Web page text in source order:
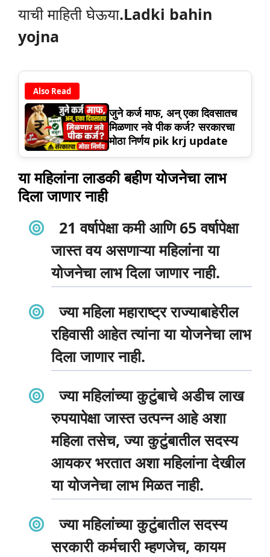
याची माहिती घेऊया.Ladki bahin
yojna
Also Read
जुने कर्ज माफ, अन् एका दिवसातच
मिळणार नवे पीक कर्ज? सरकारचा
मोठा निर्णय pik krj update
या महिलांना लाडकी बहीण योजनेचा लाभ
दिला जाणार नाही
21 वर्षापेक्षा कमी आणि 65 वर्षापेक्षा
जास्त वय असणाऱ्या महिलांना या
योजनेचा लाभ दिला जाणार नाही.
ज्या महिला महाराष्ट्र राज्याबाहेरील
रहिवासी आहेत त्यांना या योजनेचा लाभ
दिला जाणार नाही.
ज्या महिलांच्या कुटुंबाचे अडीच लाख
रुपयापेक्षा जास्त उत्पन्न आहे अशा
महिला तसेच, ज्या कुटुंबातील सदस्य
आयकर भरतात अशा महिलांना देखील
या योजनेचा लाभ मिळत नाही.
ज्या महिलांच्या कुटुंबातील सदस्य
सरकारी कर्मचारी म्हणजेच, कायम